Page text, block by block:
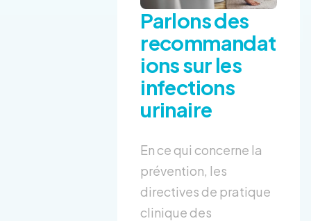
Parlons des
recommandat
ions sur les
infections
urinaire
En ce qui concerne la
prévention, les
directives de pratique
clinique des